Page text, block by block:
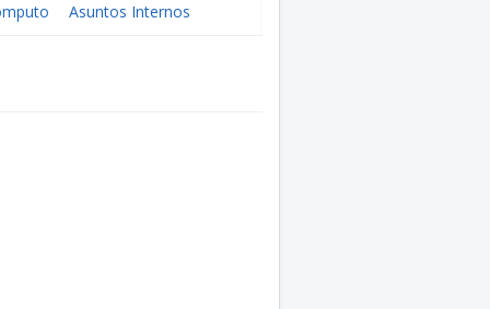
Asuntos Internos